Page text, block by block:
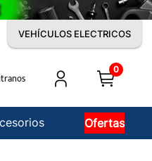
VEHÍCULOS ELECTRICOS
0
Ofertas